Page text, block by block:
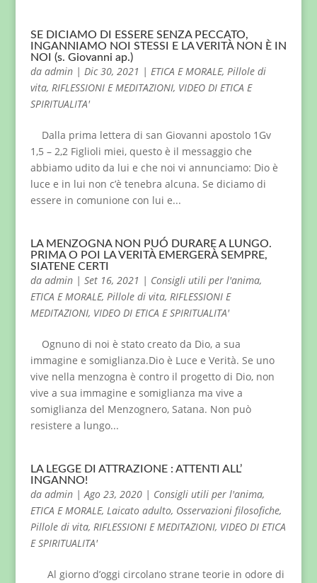
SE DICIAMO DI ESSERE SENZA PECCATO,
INGANNIAMO NOI STESSI E LA VERITÀ NON È IN
NOI (s. Giovanni ap.)
da admin| Dic 30, 2021 | ETICA E MORALE, Pillole di
vita, RIFLESSIONI E MEDITAZIONI, VIDEO DI ETICA E
SPIRITUALITA'
Dalla prima lettera di san Giovanni apostolo 1Gv
1,5 – 2,2 Figlioli miei, questo è il messaggio che
abbiamo udito da lui e che noi vi annunciamo: Dio è
luce e in lui non c’è tenebra alcuna. Se diciamo di
essere in comunione con lui e...
LA MENZOGNA NON PUÓ DURARE A LUNGO.
PRIMA O POI LA VERITÀ EMERGERÀ SEMPRE,
SIATENE CERTI
da admin| Set 16, 2021 | Consigli utili per l'anima,
ETICA E MORALE, Pillole di vita, RIFLESSIONI E
MEDITAZIONI, VIDEO DI ETICA E SPIRITUALITA'
Ognuno di noi è stato creato da Dio, a sua
immagine e somiglianza.Dio è Luce e Verità. Se uno
vive nella menzogna è contro il progetto di Dio, non
vive a sua immagine e somiglianza ma vive a
somiglianza del Menzognero, Satana. Non può
resistere a lungo...
LA LEGGE DI ATTRAZIONE : ATTENTI ALL’
INGANNO!
da admin|Ago 23, 2020| Consigli utili per l'anima,
ETICA E MORALE, Laicato adulto, Osservazioni filosofiche,
Pillole di vita, RIFLESSIONI E MEDITAZIONI, VIDEO DI ETICA
E SPIRITUALITA'
Al giorno d’oggi circolano strane teorie in odore di